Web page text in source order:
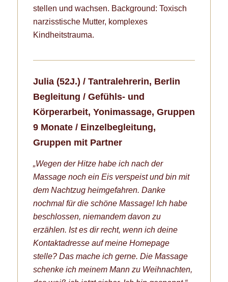
stellen und wachsen. Background: Toxisch
narzisstische Mutter, komplexes
Kindheitstrauma.
Julia (52J.) / Tantralehrerin, Berlin
Begleitung / Gefühls- und
Körperarbeit, Yonimassage, Gruppen
9 Monate / Einzelbegleitung,
Gruppen mit Partner
„Wegen der Hitze habe ich nach der
Massage noch ein Eis verspeist und bin mit
dem Nachtzug heimgefahren. Danke
nochmal für die schöne Massage! Ich habe
beschlossen, niemandem davon zu
erzählen. Ist es dir recht, wenn ich deine
Kontaktadresse auf meine Homepage
stelle? Das mache ich gerne. Die Massage
schenke ich meinem Mann zu Weihnachten,